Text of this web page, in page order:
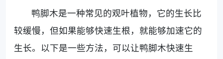
鸭脚木是一种常见的观叶植物，它的生长比
较缓慢，但如果能够快速生根，就能够加速它的
生长。以下是一些方法，可以让鸭脚木快速生